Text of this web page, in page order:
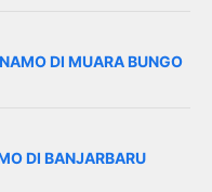
DI MUARA BUNGO
DI BANJARBARU